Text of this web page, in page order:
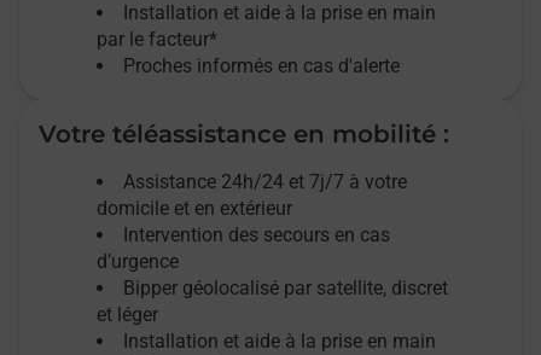
Installation et aide à la prise en main
par le facteur*
Proches informés en cas d'alerte
Votre téléassistance en mobilité :
Assistance 24h/24 et 7j/7 à votre
domicile et en extérieur
Intervention des secours en cas
d’urgence
Bipper géolocalisé par satellite, discret
et léger
Installation et aide à la prise en main